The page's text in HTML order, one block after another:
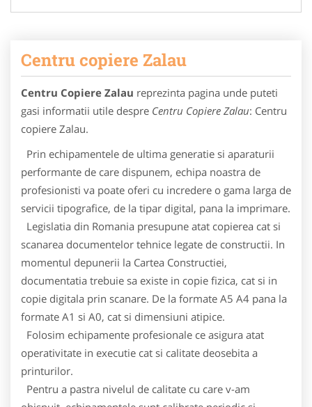
Centru copiere Zalau
Centru Copiere Zalau reprezinta pagina unde puteti
gasi informatii utile despre Centru Copiere Zalau: Centru
copiere Zalau.
Prin echipamentele de ultima generatie si aparaturii
performante de care dispunem, echipa noastra de
profesionisti va poate oferi cu incredere o gama larga de
servicii tipografice, de la tipar digital, pana la imprimare.
Legislatia din Romania presupune atat copierea cat si
scanarea documentelor tehnice legate de constructii. In
momentul depunerii la Cartea Constructiei,
documentatia trebuie sa existe in copie fizica, cat si in
copie digitala prin scanare. De la formate A5 A4 pana la
formate A1 si A0, cat si dimensiuni atipice.
Folosim echipamente profesionale ce asigura atat
operativitate in executie cat si calitate deosebita a
printurilor.
Pentru a pastra nivelul de calitate cu care v-am